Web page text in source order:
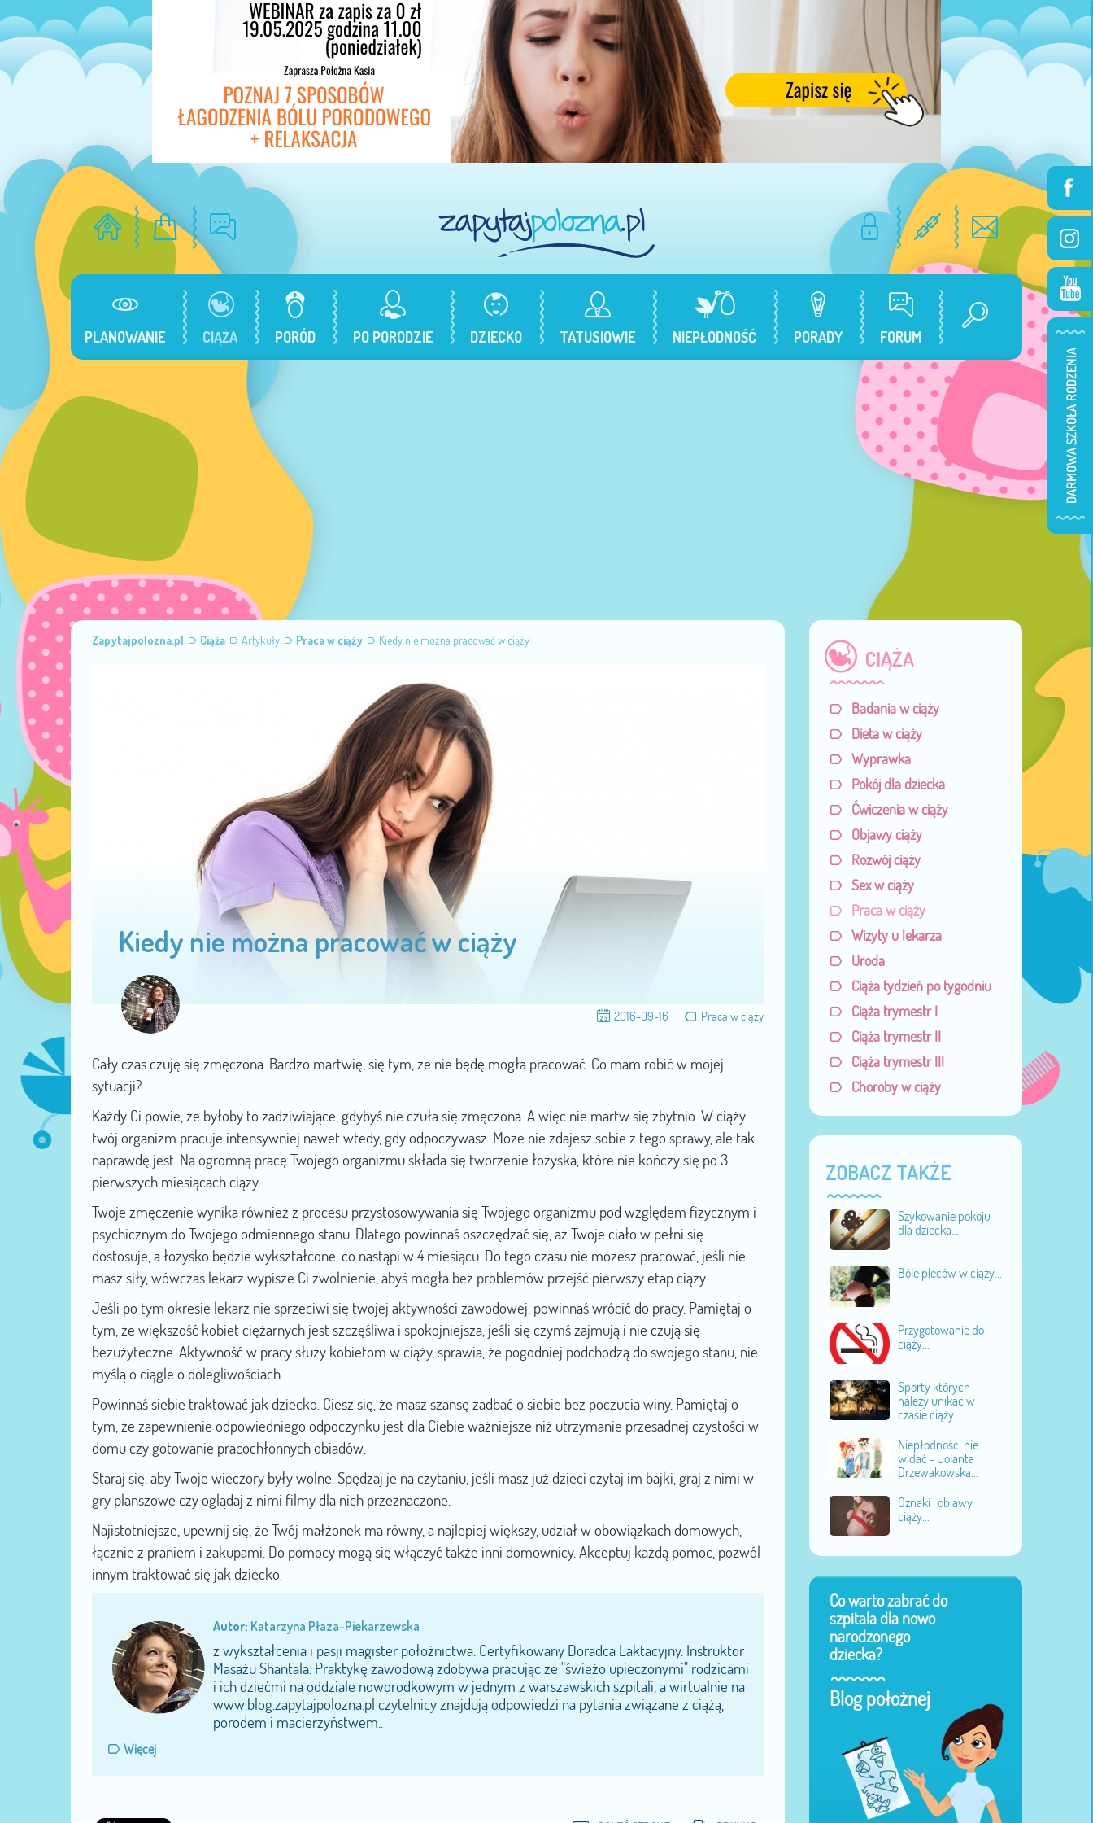
PLANOWANIE CIĄŻA PORÓD PO PORODZIE DZIECKO TATUSIOWIE NIEPŁODNOŚĆ PORADY FORUM
Zapytajpolozna.pl Ciąża Artykuły Praca w ciąży Kiedy nie można pracować w ciąży
Kiedy nie można pracować w ciąży
Praca w ciąży
2016-09-16
Cały czas czuję się zmęczona. Bardzo martwię, się tym, że nie będę mogła pracować. Co mam robić w mojej
sytuacji?
Każdy Ci powie, ze byłoby to zadziwiające, gdybyś nie czuła się zmęczona. A więc nie martw się zbytnio. W ciąży
twój organizm pracuje intensywniej nawet wtedy, gdy odpoczywasz. Może nie zdajesz sobie z tego sprawy, ale tak
naprawdę jest. Na ogromną pracę Twojego organizmu składa się tworzenie łożyska, które nie kończy się po 3
pierwszych miesiącach ciąży.
Twoje zmęczenie wynika również z procesu przystosowywania się Twojego organizmu pod względem fizycznym i
psychicznym do Twojego odmiennego stanu. Dlatego powinnaś oszczędzać się, aż Twoje ciało w pełni się
dostosuje, a łożysko będzie wykształcone, co nastąpi w 4 miesiącu. Do tego czasu nie możesz pracować, jeśli nie
masz siły, wówczas lekarz wypisze Ci zwolnienie, abyś mogła bez problemów przejść pierwszy etap ciąży.
Jeśli po tym okresie lekarz nie sprzeciwi się twojej aktywności zawodowej, powinnaś wrócić do pracy. Pamiętaj o
tym, że większość kobiet ciężarnych jest szczęśliwa i spokojniejsza, jeśli się czymś zajmują i nie czują się
bezużyteczne. Aktywność w pracy służy kobietom w ciąży, sprawia, że pogodniej podchodzą do swojego stanu, nie
myślą o ciągle o dolegliwościach.
Powinnaś siebie traktować jak dziecko. Ciesz się, że masz szansę zadbać o siebie bez poczucia winy. Pamiętaj o
tym, że zapewnienie odpowiedniego odpoczynku jest dla Ciebie ważniejsze niż utrzymanie przesadnej czystości w
domu czy gotowanie pracochłonnych obiadów.
Staraj się, aby Twoje wieczory były wolne. Spędzaj je na czytaniu, jeśli masz już dzieci czytaj im bajki, graj z nimi w
gry planszowe czy oglądaj z nimi filmy dla nich przeznaczone.
Najistotniejsze, upewnij się, że Twój małżonek ma równy, a najlepiej większy, udział w obowiązkach domowych,
łącznie z praniem i zakupami. Do pomocy mogą się włączyć także inni domownicy. Akceptuj każdą pomoc, pozwól
innym traktować się jak dziecko.
Autor: Katarzyna Płaza-Piekarzewska
z wykształcenia i pasji magister położnictwa. Certyfikowany Doradca Laktacyjny. Instruktor
Masażu Shantala. Praktykę zawodową zdobywa pracując ze "świeżo upieczonymi" rodzicami
i ich dziećmi na oddziale noworodkowym w jednym z warszawskich szpitali, a wirtualnie na
www.blog.zapytajpolozna.pl czytelnicy znajdują odpowiedzi na pytania związane z ciążą,
porodem i macierzyństwem..
Więcej
CIĄŻA
Badania w ciąży
Dieta w ciąży
Wyprawka
Pokój dla dziecka
Ćwiczenia w ciąży
Objawy ciąży
Rozwój ciąży
Sex w ciąży
Praca w ciąży
Wizyty u lekarza
Uroda
Ciąża tydzień po tygodniu
Ciąża trymestr I
Ciąża trymestr II
Ciąża trymestr III
Choroby w ciąży
ZOBACZ TAKŻE
Szykowanie pokoju
dla dziecka...
Bóle pleców w ciąży...
Przygotowanie do
ciąży...
Sporty których
należy unikać w
czasie ciąży...
Niepłodności nie
widać - Jolanta
Drzewakowska...
Oznaki i objawy
ciąży...
Co warto zabrać do
szpitala dla nowo
narodzonego
dziecka?
Blog położnej